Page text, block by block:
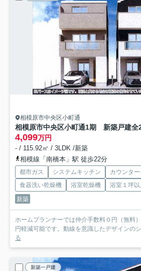
相模原市中央区小町通
4,099万円
- / 115.92㎡ / 3LDK /新築
相模線「南橋本」駅 徒歩22分
都市ガス システムキッチン
カウンタ
食器洗い乾燥機
浴室乾燥機
浴室１坪以
新築
ホームプランナーでは仲介手数料０円（無料
円軽減可能です。動線を意識したデザインの
る
新築一戸建